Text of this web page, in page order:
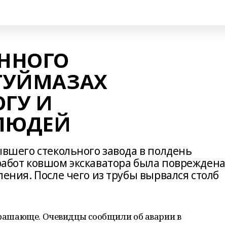
И
стекольного завода в полдень
ковшом экскаватора была повреждена
После чего из трубы вырвался столб
Очевидцы сообщили об аварии в